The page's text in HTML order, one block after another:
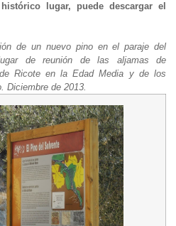
lugar, puede descargar el
de un nuevo pino en el paraje del
de reunión de las aljamas de
Ricote en la Edad Media y de los
Diciembre de 2013.